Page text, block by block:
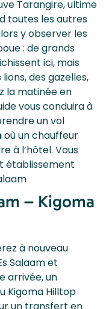
Tarangire, ultime
toutes les autres
y observer les
: de grands
ici, mais
des gazelles,
la matinée en
vous conduira à
un vol
où un chauffeur
à l’hôtel. Vous
établissement
– Kigoma
à nouveau
Salaam et
arrivée, un
Kigoma Hilltop